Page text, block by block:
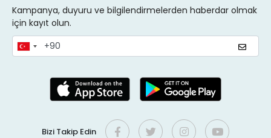
Kampanya, duyuru ve bilgilendirmelerden haberdar olmak
için kayıt olun.
Bizi Takip Edin